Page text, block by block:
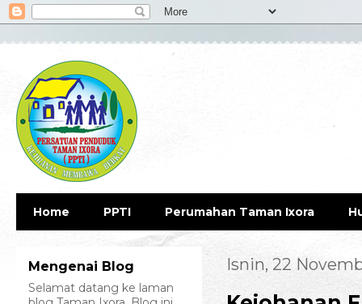
Home PPTI Perumahan Taman Ixora
Isnin, 22
Mengenai Blog
Selamat datang ke laman